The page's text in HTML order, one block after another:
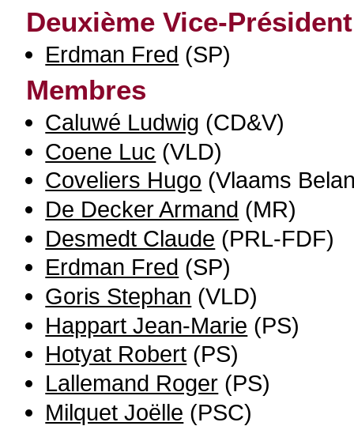
Deuxième Vice-Président
Erdman Fred (SP)
Membres
Caluwé Ludwig (CD&V)
Coene Luc (VLD)
Coveliers Hugo (Vlaams
De Decker Armand (MR)
Desmedt Claude (PRL-FDF)
Erdman Fred (SP)
Goris Stephan (VLD)
Happart Jean-Marie (PS)
Hotyat Robert (PS)
Lallemand Roger (PS)
Milquet Joëlle (PSC)